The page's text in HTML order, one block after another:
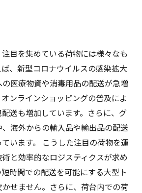
目を集めている荷物には様々なも
、新型コロナウイルスの感染拡大
医療物資や消毒用品の配送が急増
ンラインショッピングの普及によ
送も増加しています。さらに、グ
海外からの輸入品や輸出品の配送
います。 こうした注目の荷物を運
と効率的なロジスティクスが求め
時間での配送を可能にする大型ト
せません。さらに、荷台内での荷